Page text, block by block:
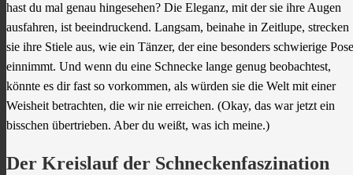
hast du mal genau hingesehen? Die Eleganz, mit der sie ihre Augen
ausfahren, ist beeindruckend. Langsam, beinahe in Zeitlupe, strecken
sie ihre Stiele aus, wie ein Tänzer, der eine besonders schwierige Pose
einnimmt. Und wenn du eine Schnecke lange genug beobachtest,
könnte es dir fast so vorkommen, als würden sie die Welt mit einer
Weisheit betrachten, die wir nie erreichen. (Okay, das war jetzt ein
bisschen übertrieben. Aber du weißt, was ich meine.)
Der Kreislauf der Schneckenfaszination